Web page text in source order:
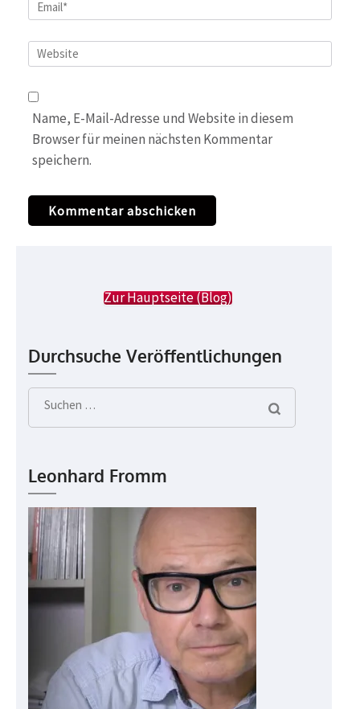
Email*
Website
Name, E-Mail-Adresse und Website in diesem
Browser für meinen nächsten Kommentar
speichern.
Zur Hauptseite (Blog)
Durchsuche Veröffentlichungen
Suchen
nach:
Leonhard Fromm